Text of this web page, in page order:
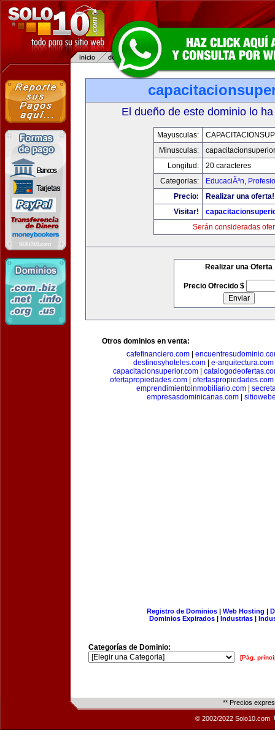
El dueño de este dominio lo
Mayusculas:
Minusculas:
Longitud:
20 caracteres
Categorias:
EducaciÃ³n,
Precio:
Realizar una oferta!
Visitar!
Serán consideradas
Realizar una Oferta
Precio Ofrecido $
Otros dominios en venta:
cafefinanciero.com
destinosyhoteles.com
e-arquitectura.com
capacitacionsuperior.com
ofertapropiedades.com
ofertaspropiedades.com
emprendimientoinmobiliario.com|
empresasdominicanas.com|
Registro de Dominios| Web Hosting |
Dominios Expirados | Industrias |
Categorías de Dominio:
[Pág.
** Precios
© 2002/2022 Solo10.com